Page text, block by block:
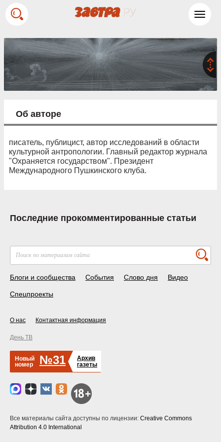
Об авторе
писатель, публицист, автор исследований в области
культурной антропологии. Главный редактор журнала
"Охраняется государством". Президент
Международного Пушкинского клуба.
Последние прокомментированные статьи
Блоги и сообщества События Слово дня Видео
Спецпроекты
О нас Контактная информация
День ТВ
Новый
номер
№31
Архив
газеты
Все материалы сайта доступны по лицензии: Creative Commons
Attribution 4.0 International